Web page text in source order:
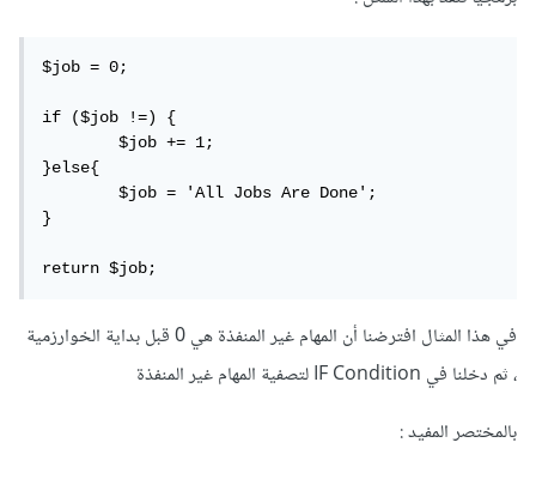
$job = 0;
if ($job !=) {
	$job += 1;
}else{
	$job = 'All Jobs Are Done';
}
return $job;
في هذا المثال افترضنا أن المهام غير المنفذة هي 0 قبل بداية الخوارزمية
، ثم دخلنا في IF Condition لتصفية المهام غير المنفذة
بالمختصر المفيد :